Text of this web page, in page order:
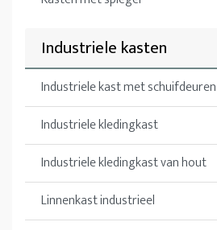
Industriele kasten
Industriele kast met schuifdeuren
Industriele kledingkast
Industriele kledingkast van hout
Linnenkast industrieel